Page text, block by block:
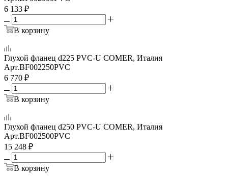
6 133 ₽
В корзину
Глухой фланец d225 PVC-U COMER, Италия
Арт.BF002250PVC
6 770 ₽
В корзину
Глухой фланец d250 PVC-U COMER, Италия
Арт.BF002500PVC
15 248 ₽
В корзину